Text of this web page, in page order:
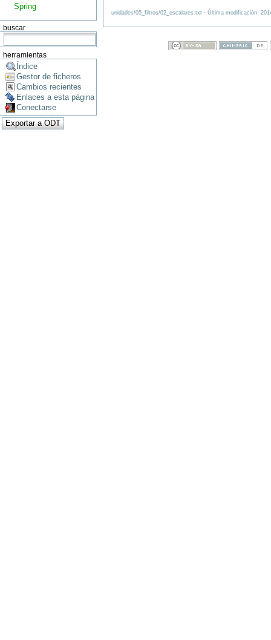
Spring
buscar
herramientas
Índice
Gestor de ficheros
Cambios recientes
Enlaces a esta página
Conectarse
unidades/05_filtros/02_escalares.txt · Última modificación: